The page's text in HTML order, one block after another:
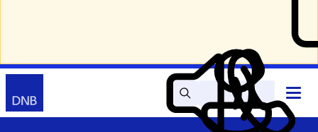
Zoek Lees
voor
Mijn
DNB
Contact